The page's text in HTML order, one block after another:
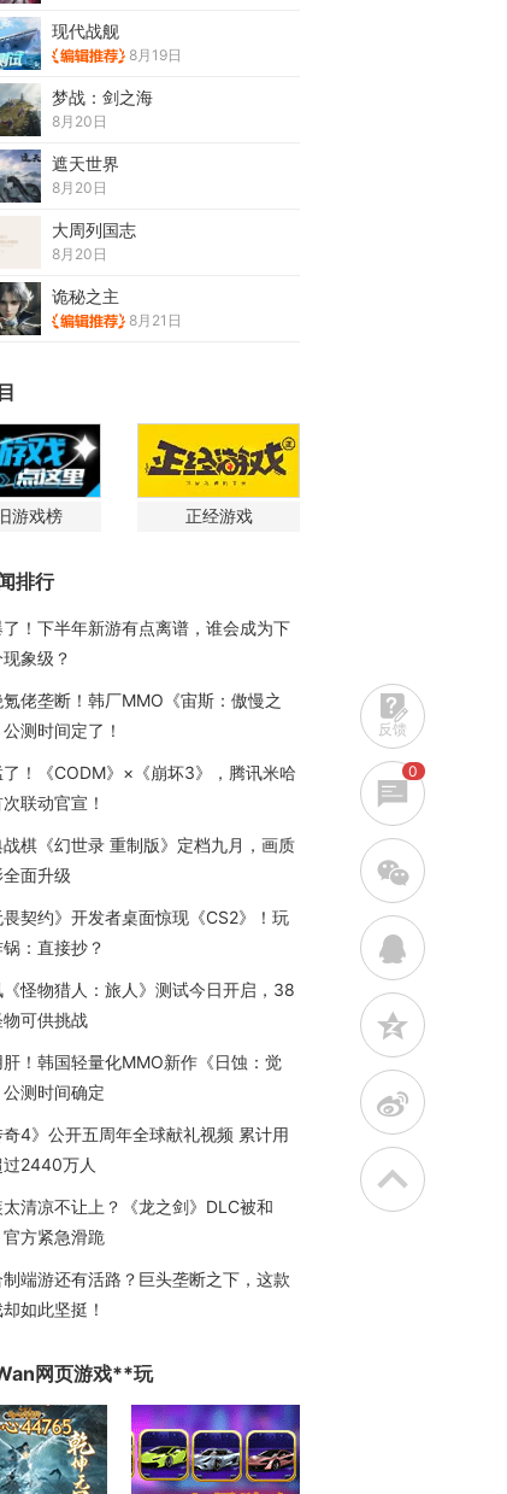
现代战舰
8月19日
梦战：剑之海
8月20日
遮天世界
8月20日
大周列国志
8月20日
诡秘之主
8月21日
游戏榜 正经游戏
排行
了！下半年新游有点离谱，谁会成为下
象级？
佬垄断！韩厂MMO《宙斯：傲慢之
测时间定了！
了！《CODM》×《崩坏3》，腾讯米哈
联动官宣！
棋《幻世录 重制版》定档九月，画质
面升级
畏契约》开发者桌面惊现《CS2》！玩
：直接抄？
《怪物猎人：旅人》测试今日开启，38
可供挑战
！韩国轻量化MMO新作《日蚀：觉
测时间确定
奇4》公开五周年全球献礼视频 累计用
过2440万人
清凉不让上？《龙之剑》DLC被和
方紧急滑跪
制端游还有活路？巨头垄断之下，这款
如此坚挺！
网页游戏**玩
反馈
0
w
q
z
t